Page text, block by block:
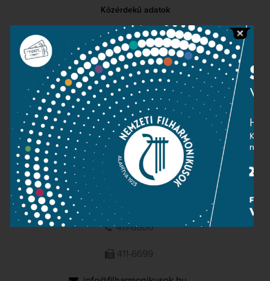
Közérdekű adatok
Sajtószoba
Adatvédelem
Impresszum
NEMZETI
FILHARMONIKUSOK
1095 Budapest, Komor Marcell u. 1. (Müpa)
411-6600
411-6699